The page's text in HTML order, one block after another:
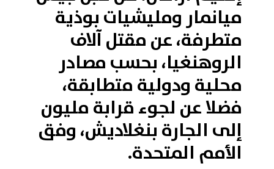
ميانمار ومليشيات بوذية
متطرفة، عن مقتل آلاف
الروهنغيا، بحسب مصادر
محلية ودولية متطابقة،
فضلا عن لجوء قرابة مليون
إلى الجارة بنغلاديش، وفق
الأمم المتحدة.